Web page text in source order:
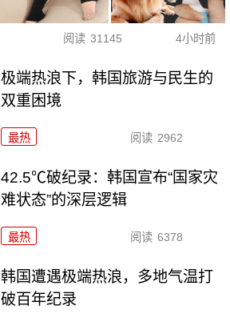
阅读 31145 4小时前
极端热浪下，韩国旅游与民生的
双重困境
最热 阅读 2962
42.5℃破纪录：韩国宣布“国家灾
难状态”的深层逻辑
最热 阅读 6378
韩国遭遇极端热浪，多地气温打
破百年纪录